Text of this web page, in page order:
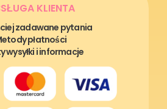
KLIENTA
zadawane pytania
płatności
wysyłki i informacje